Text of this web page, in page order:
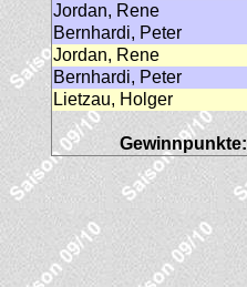
Jordan, Rene
Bernhardi, Peter
Jordan, Rene
Bernhardi, Peter
Lietzau, Holger
Gewinnpunkte: